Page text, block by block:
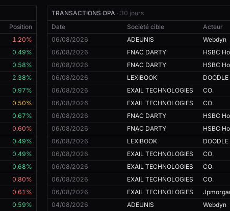
Position
1.20%
0.49%
0.58%
2.38%
0.97%
0.50%
0.67%
0.60%
0.49%
0.49%
0.68%
0.80%
0.61%
0.59%
TRANSACTIONS OPA · 30 jours
Date
Société cible Acteur
06/08/2026
ADEUNIS Webdyn
06/08/2026
FNAC DARTY
06/08/2026
FNAC DARTY
06/08/2026
LEXIBOOK DOODLE
06/08/2026
EXAIL TECHNOLOGIES CO.
06/08/2026
EXAIL TECHNOLOGIES CO.
06/08/2026
FNAC DARTY
06/08/2026
FNAC DARTY
06/08/2026
LEXIBOOK DOODLE
06/08/2026
EXAIL TECHNOLOGIES CO.
06/08/2026
EXAIL TECHNOLOGIES CO.
06/08/2026
EXAIL TECHNOLOGIES CO.
06/08/2026
EXAIL TECHNOLOGIES
04/08/2026
ADEUNIS Webdyn